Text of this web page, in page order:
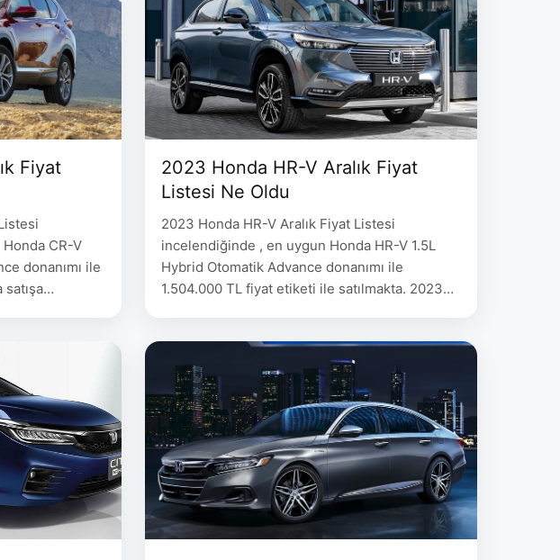
Fiyat
CR-V
donanımı ile
satışa
2.097.500
Executive
Otomatik
2023 Honda HR-V Aralık Fiyat
Listesi Ne Oldu
2023 Honda HR-V Aralık Fiyat Listesi
incelendiğinde , en uygun Honda HR-V 1.5L
Hybrid Otomatik Advance donanımı ile
1.504.000 TL fiyat etiketi ile satılmakta. 2023
Elegance 1.504.000 1.5L e:HEV Hybrid Otomatik
Advance 1.560.500 1.5L e:HEV Hybrid Otomatik
Style 1.679.000 MOTOR: Atkinson çevrimli …